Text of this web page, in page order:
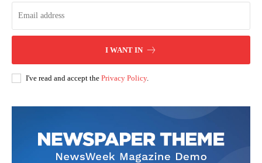
I WANT IN
I've read and accept the Privacy Policy.